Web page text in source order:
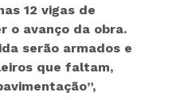
12 vigas de
o avanço da obra.
serão armados e
que faltam,
,